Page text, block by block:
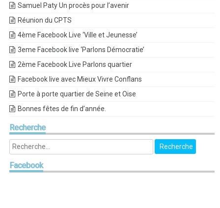
Samuel Paty Un procès pour l’avenir
Réunion du CPTS
4ème Facebook Live ‘Ville et Jeunesse’
3eme Facebook live ‘Parlons Démocratie’
2ème Facebook Live Parlons quartier
Facebook live avec Mieux Vivre Conflans
Porte à porte quartier de Seine et Oise
Bonnes fêtes de fin d’année.
Recherche
Facebook